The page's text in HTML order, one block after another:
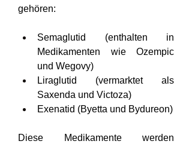
gehören:
Semaglutid (enthalten in
Medikamenten wie Ozempic
und Wegovy)
Liraglutid (vermarktet als
Saxenda und Victoza)
Exenatid (Byetta und Bydureon)
Diese Medikamente werden